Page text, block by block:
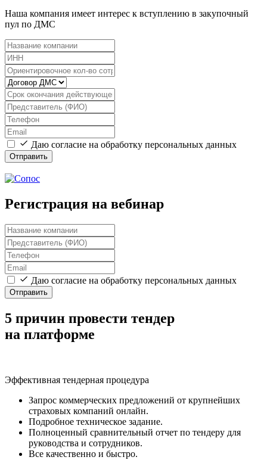
Наша компания имеет интерес к вступлению в закупочный
пул по ДМС
Даю согласие на обработку персональных данных
Отправить
Регистрация на вебинар
Даю согласие на обработку персональных данных
Отправить
5 причин провести тендер
на платформе
Эффективная тендерная процедура
Запрос коммерческих предложений от крупнейших
страховых компаний онлайн.
Подробное техническое задание.
Полноценный сравнительный отчет по тендеру для
руководства и сотрудников.
Все качественно и быстро.